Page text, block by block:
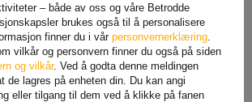
ProPlus beskyttelsesgitter
til bakre tilhengerlys
baklysdeksel 228x105x80mm
– både av oss og våre Betrodde
brukes også til å personalisere
finner du i vår personvernerklæring
vilkår og personvern finner du også på siden
og vilkår. Ved å godta denne meldingen
de lagres på enheten din. Du kan angi
eller tilgang til dem ved å klikke på fanen